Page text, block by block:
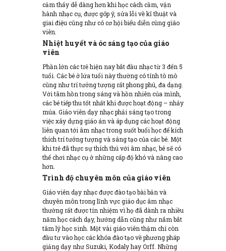
cảm thấy dễ dàng hơn khi học cách cầm, vận
hành nhạc cụ, được góp ý, sửa lỗi về kĩ thuật và
giai điệu cũng như có cơ hội biểu diễn cùng giáo
viên.
Nhiệt huyết và óc sáng tạo của giáo
viên
Phần lớn các trẻ hiện nay bắt đầu nhạc từ 3 đến 5
tuổi. Các bé ở lứa tuổi này thường có tính tò mò
cũng như trí tưởng tượng rất phong phú, đa dạng.
Với tâm hồn trong sáng và hồn nhiên của mình,
các bé tiếp thu tốt nhất khi được hoạt động – nhảy
múa. Giáo viên dạy nhạc phải sáng tạo trong
việc xây dựng giáo án và áp dụng các hoạt động
liên quan tới âm nhạc trong suốt buổi học để kích
thích trí tưởng tượng và sáng tạo của các bé. Một
khi trẻ đã thực sự thích thú với âm nhạc, bé sẽ có
thể chơi nhạc cụ ở những cấp độ khó và nâng cao
hơn.
Trình độ chuyên môn của giáo viên
Giáo viên dạy nhạc được đào tạo bài bản và
chuyên môn trong lĩnh vực giáo dục âm nhạc
thường rất được tín nhiệm vì họ đã dành ra nhiều
năm học cách dạy, hướng dẫn cũng như nắm bắt
tâm lý học sinh. Một vài giáo viên thậm chí còn
đầu tư vào học các khóa đào tạo về phương pháp
giảng dạy như Suzuki, Kodaly hay Orff. Những